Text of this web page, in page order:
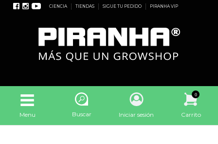
CIENCIA TIENDAS SIGUE TU PEDIDO PIRANHA VIP
Menu Buscar Iniciar sesión
0
Carrito